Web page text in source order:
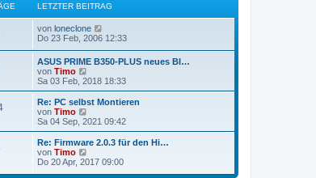
t
e
r
B
e
i
r
g
LETZTER BEITRAG
von loneclone
e
e
s
t
e
r
B
i
t
r
g
Do 23 Feb, 2006 12:33
ASUS PRIME B350-PLUS neues BI…
von Timo
e
u
e
t
B
e
i
Sa 03 Feb, 2018 18:33
Re: PC selbst Montieren
von Timo
e
u
e
t
Sa 04 Sep, 2021 09:42
Re: Firmware 2.0.3 für den Hi…
von Timo
e
Do 20 Apr, 2017 09:00